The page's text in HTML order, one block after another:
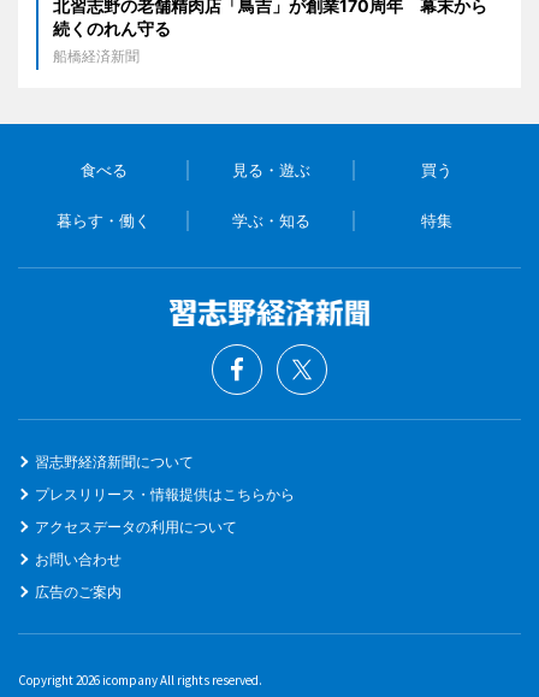
北習志野の老舗精肉店「鳥吉」が創業170周年 幕末から
続くのれん守る
船橋経済新聞
食べる 見る・遊ぶ 買う
暮らす・働く 学ぶ・知る 特集
習志野経済新聞について
プレスリリース・情報提供はこちらから
アクセスデータの利用について
お問い合わせ
広告のご案内
Copyright 2026 icompany All rights reserved.